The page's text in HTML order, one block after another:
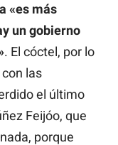
«es más
un gobierno
. El cóctel, por lo
las
el último
Feijóo, que
porque